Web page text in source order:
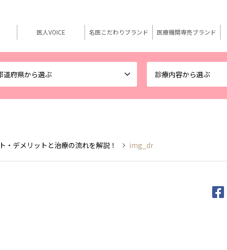
道府県から選ぶ 診療内容から選ぶ
医人VOICE 名医こだわりブランド 医療機関専売ブランド
デメリットと治療の流れを解説！ img_dr